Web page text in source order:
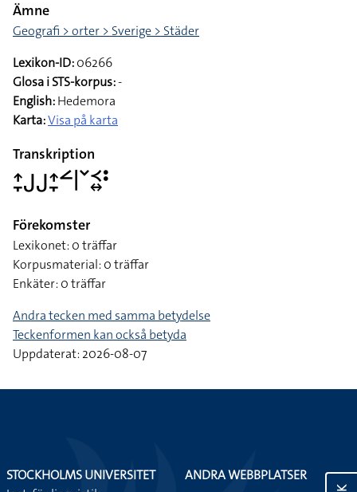
Ämne
Geografi > orter > Sverige > Städer
Lexikon-ID:06266
Glosa i STS-korpus:-
English:Hedemora
Karta:Visa på karta
Transkription
􌤴􌥙􌤢􌤢􌤴􌥙􌥮􌥼􌥧􌥹􌦉􌥻
Förekomster
Lexikonet: 0 träffar
Korpusmaterial: 0 träffar
Enkäter: 0 träffar
Andra tecken med samma betydelse
Teckenformen kan också betyda
Uppdaterat: 2026-08-07
STOCKHOLMS UNIVERSITET
ANDRA WEBBPLATSER